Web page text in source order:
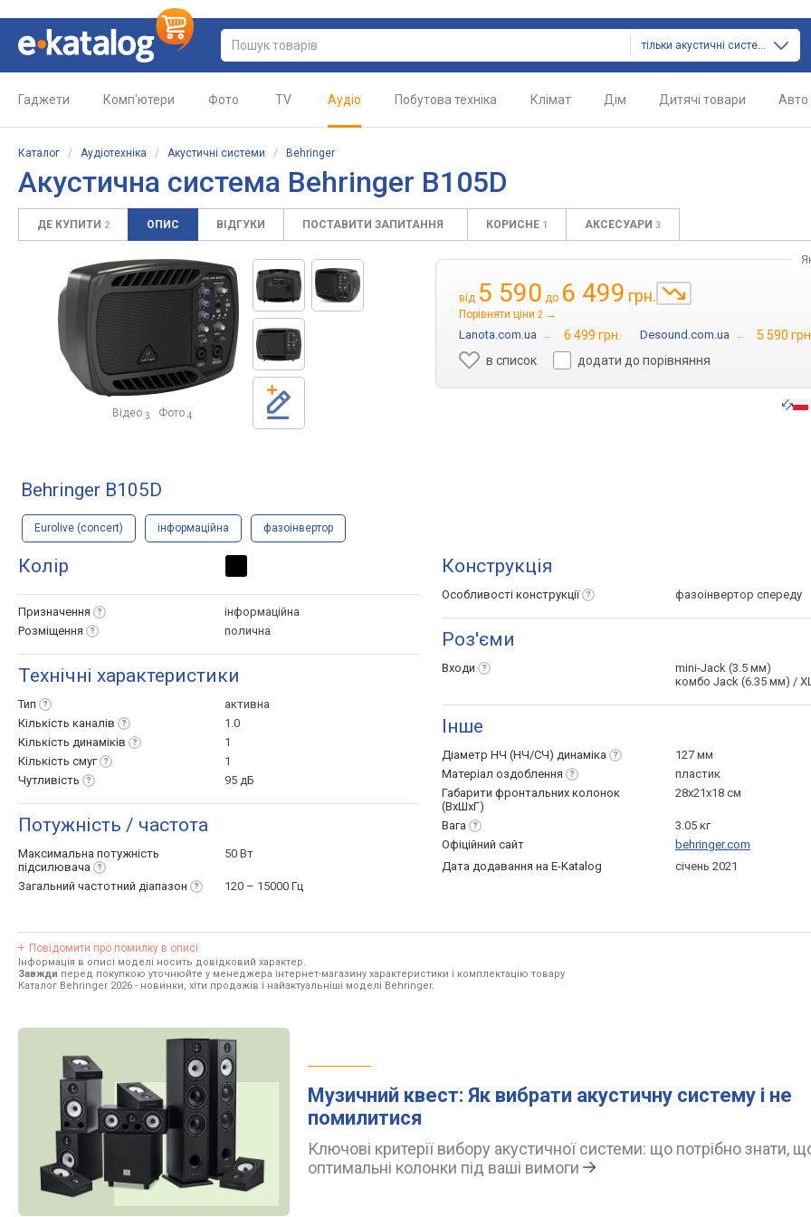
тільки акустичні системи
Гаджети Комп'ютери Фото TV Аудіо Побутова техніка Клімат Дім Дитячі товари Авто
Каталог / Аудіотехніка / Акустичні системи / Behringer
Акустична система Behringer B105D
ДЕ КУПИТИ 2 ОПИС ВІДГУКИ ПОСТАВИТИ ЗАПИТАННЯ КОРИСНЕ 1 АКСЕСУАРИ 3
Відео 3 Фото 4
від 5 590 до 6 499 грн.
Порівняти ціни 2 →
Lanota.com.ua → 6 499 грн. Desound.com.ua →
5 590
в список
додати до порівняння
Behringer B105D
Eurolive (concert) інформаційна фазоінвертор
Колір
Призначення
інформаційна
Розміщення
полична
Технічні характеристики
Тип
активна
Кількість каналів
1.0
Кількість динаміків
1
Кількість смуг
1
Чутливість
95 дБ
Потужність / частота
Максимальна потужність
підсилювача
50 Вт
Загальний частотний діапазон 120 – 15000 Гц
Конструкція
Особливості конструкції фазоінвертор спереду
Роз'єми
Входи
mini-Jack (3.5 мм)
комбо Jack (6.35 мм) /
Інше
Діаметр НЧ (НЧ/СЧ) динаміка
127 мм
Матеріал оздоблення
пластик
Габарити фронтальних колонок
(ВхШхГ)
28x21x18 см
Вага
3.05 кг
Офіційний сайт
behringer.com
Дата додавання на E-Katalog
січень 2021
Повідомити про помилку в описі
Інформація в описі моделі носить довідковий характер.
Завжди перед покупкою уточнюйте у менеджера інтернет-магазину характеристики і комплектацію товару
Каталог Behringer 2026 - новинки, хіти продажів і найактуальніші моделі Behringer.
Музичний квест: Як вибрати акустичну систему і не
помилитися
Ключові критерії вибору акустичної системи: що потрібно знати,
оптимальні колонки під ваші вимоги